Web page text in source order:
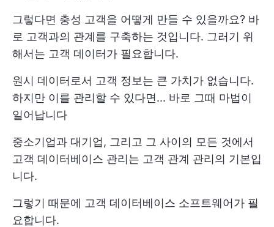
그렇다면 충성 고객을 어떻게 만들 수 있을까요? 바
로 고객과의 관계를 구축하는 것입니다. 그러기 위
해서는 고객 데이터가 필요합니다.
원시 데이터로서 고객 정보는 큰 가치가 없습니다.
하지만 이를 관리할 수 있다면... 바로 그때 마법이
일어납니다
중소기업과 대기업, 그리고 그 사이의 모든 것에서
고객 데이터베이스 관리는 고객 관계 관리의 기본입
니다.
그렇기 때문에 고객 데이터베이스 소프트웨어가 필
요합니다.